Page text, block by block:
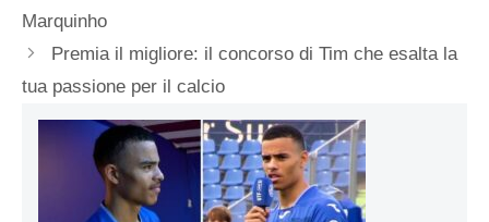
Marquinho
Premia il migliore: il concorso di Tim che esalta la
tua passione per il calcio